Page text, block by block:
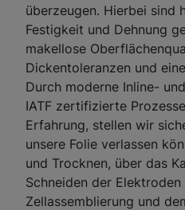
überzeugen. Hierbei sind
Festigkeit und Dehnung
makellose
Dickentoleranzen und
Durch moderne Inline-
IATF zertifizierte
Erfahrung, stellen wir
unsere Folie verlassen
und Trocknen, über das
Schneiden der
Zellassemblierung und